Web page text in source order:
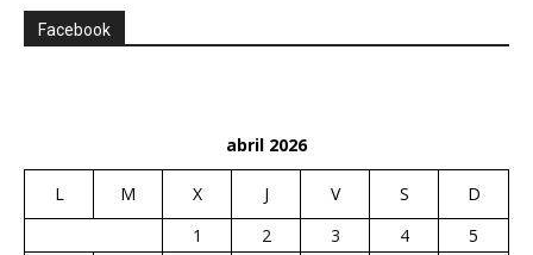
Facebook
abril 2026
L M X J V S
D
1
2 3 4
5